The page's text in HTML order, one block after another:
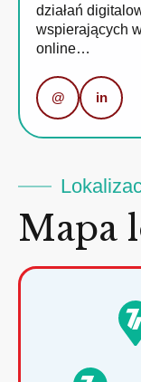
działań
wspierających
online…
@ in
Mapa